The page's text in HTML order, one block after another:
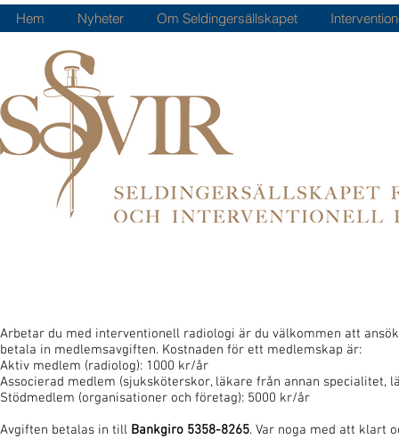
Hem Nyheter Om Seldingersällskapet
Arbetar du med interventionell radiologi är du välkommen att
betala in medlemsavgiften. Kostnaden för ett medlemskap är:
Aktiv medlem (radiolog): 1000 kr/år
Associerad medlem (sjuksköterskor, läkare från annan specialitet,
Stödmedlem (organisationer och företag): 5000 kr/år
Avgiften betalas in till Bankgiro 5358-8265. Var noga med att klart